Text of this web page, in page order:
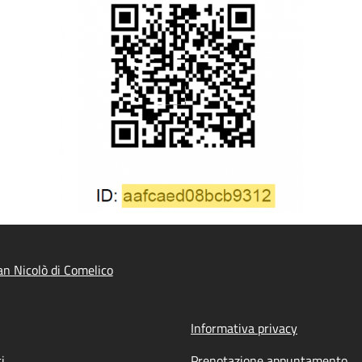
Nicolò di Comelico
Informativa privacy